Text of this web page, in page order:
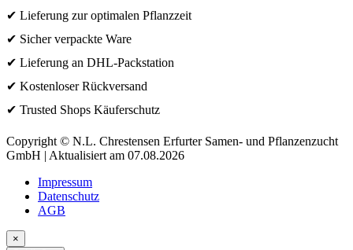
✔ Lieferung zur optimalen Pflanzzeit
✔ Sicher verpackte Ware
✔ Lieferung an DHL-Packstation
✔ Kostenloser Rückversand
✔ Trusted Shops Käuferschutz
Copyright © N.L. Chrestensen Erfurter Samen- und Pflanzenzucht
GmbH | Aktualisiert am 07.08.2026
Impressum
Datenschutz
AGB
×